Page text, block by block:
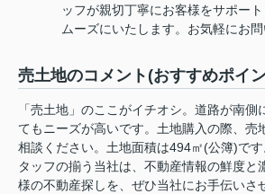
ッフが親切丁寧にお客様をサポー
ムーズにいたします。お気軽にお問
売土地のコメント(おすすめポイ
「売土地」のここがイチオシ。道路が南側
てもニーズが高いです。土地購入の際、売
相談ください。土地面積は494㎡(公簿)で
タッフの揃う当社は、不動産情報の鮮度と
様の不動産探しを、ぜひ当社にお手伝いさ